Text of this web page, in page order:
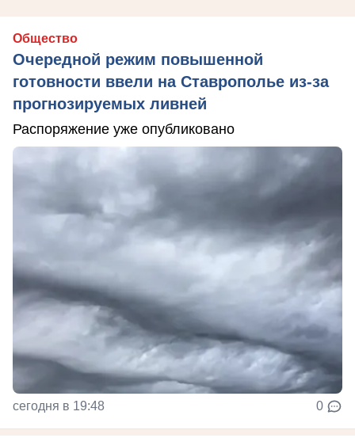
Общество
Очередной режим повышенной
готовности ввели на Ставрополье из-за
прогнозируемых ливней
Распоряжение уже опубликовано
сегодня в 19:48 0